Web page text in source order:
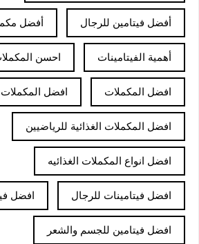
أفضل فيتامين للرجال أفضل
أهمية الفيتامينات احسن
افضل المكملات افضل المكملات
افضل المكملات الغذائية للرياضيين
افضل انواع المكملات الغذائيه
افضل فيتامينات للرجال افضل
افضل فيتامين للجسم والشعر